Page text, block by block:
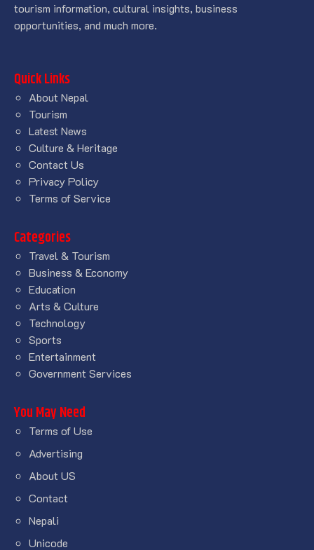
tourism information, cultural insights, business
opportunities, and much more.
Quick Links
About Nepal
Tourism
Latest News
Culture & Heritage
Contact Us
Privacy Policy
Terms of Service
Categories
Travel & Tourism
Business & Economy
Education
Arts & Culture
Technology
Sports
Entertainment
Government Services
You May Need
Terms of Use
Advertising
About US
Contact
Nepali
Unicode